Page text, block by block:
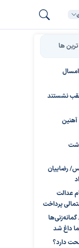
ها
عقب نشستند
رضاییان
عدالت
پرداخت
داغ شد
دارد؟